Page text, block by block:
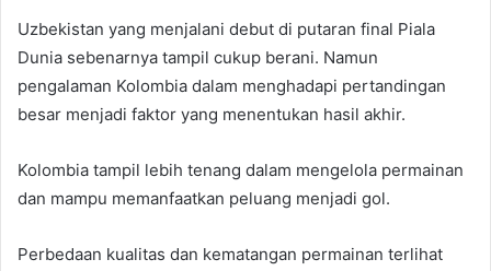
Uzbekistan yang menjalani debut di putaran final Piala
Dunia sebenarnya tampil cukup berani. Namun
pengalaman Kolombia dalam menghadapi pertandingan
besar menjadi faktor yang menentukan hasil akhir.
Kolombia tampil lebih tenang dalam mengelola permainan
dan mampu memanfaatkan peluang menjadi gol.
Perbedaan kualitas dan kematangan permainan terlihat